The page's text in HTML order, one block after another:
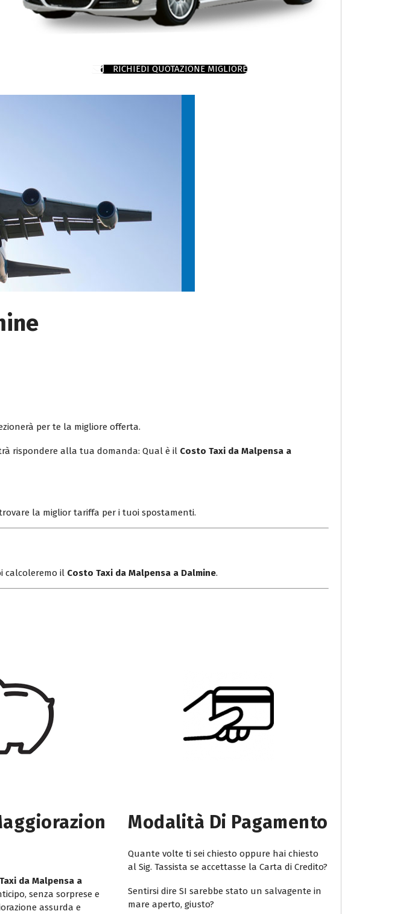
RICHIEDI QUOTAZIONE MIGLIORE
per te la migliore offerta.
rispondere alla tua domanda: Qual è il Costo Taxi da Malpensa a
la miglior tariffa per i tuoi spostamenti.
calcoleremo il Costo Taxi da Malpensa a Dalmine.
da Malpensa a
senza sorprese e
assurda e
Modalità Di Pagamento
Quante volte ti sei chiesto oppure hai chiesto
al Sig. Tassista se accettasse la Carta di Credito?
Sentirsi dire SI sarebbe stato un salvagente in
mare aperto, giusto?